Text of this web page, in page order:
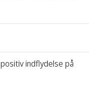
indflydelse på